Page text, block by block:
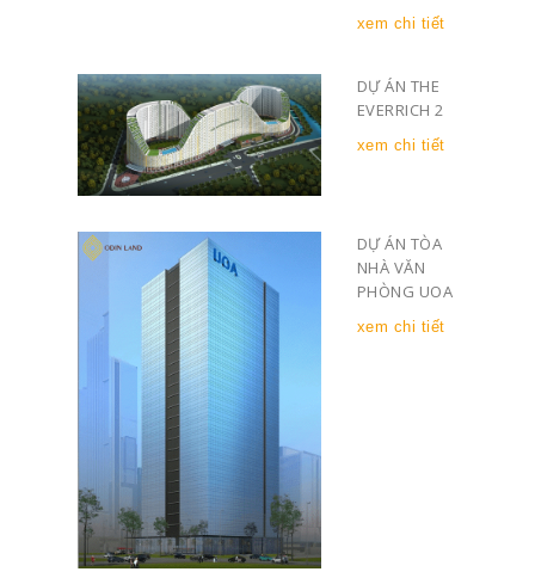
xem chi tiết
DỰ ÁN THE
EVERRICH 2
xem chi tiết
DỰ ÁN TÒA
NHÀ VĂN
PHÒNG UOA
xem chi tiết